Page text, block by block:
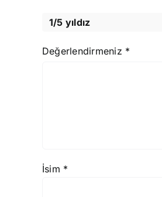
1/5 yıldız
Değerlendirmeniz *
İsim *